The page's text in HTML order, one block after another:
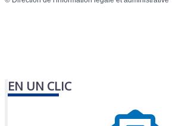
EN UN CLIC